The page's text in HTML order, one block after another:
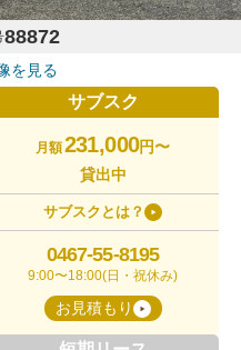
88872
を見る
サブスク
月額231,000円〜
貸出中
サブスクとは？
0467-55-8195
9:00〜18:00(日・祝休み)
お見積もり